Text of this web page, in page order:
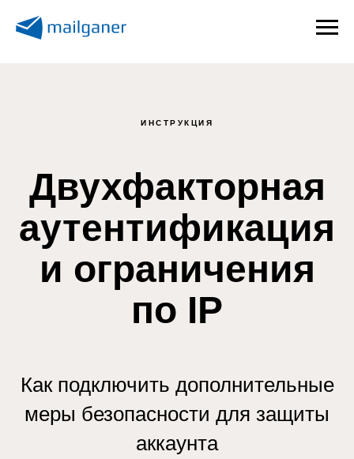
ИНСТРУКЦИЯ
Двухфакторная
аутентификация
и ограничения
по IP
Как подключить дополнительные
меры безопасности для защиты
аккаунта